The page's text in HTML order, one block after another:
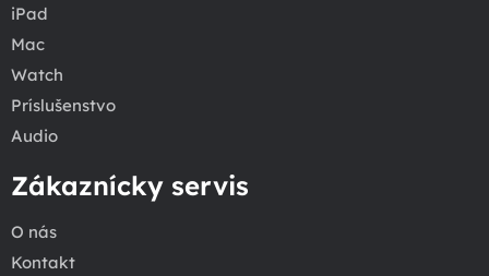
iPad
Mac
Watch
Príslušenstvo
Audio
Zákaznícky servis
O nás
Kontakt